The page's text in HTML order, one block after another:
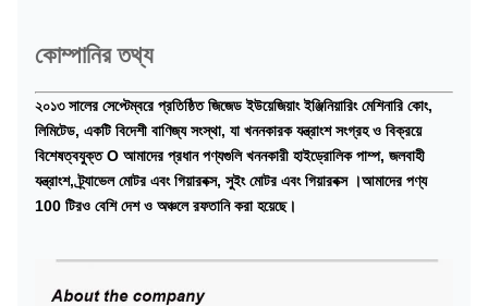
কোম্পানির তথ্য
২০১৩ সালের সেপ্টেম্বরে প্রতিষ্ঠিত জিজেড ইউয়েজিয়াং ইঞ্জিনিয়ারিং মেশিনারি কোং,
লিমিটেড, একটি বিদেশী বাণিজ্য সংস্থা, যা খননকারক যন্ত্রাংশ সংগ্রহ ও বিক্রয়ে
বিশেষত্বযুক্ত O আমাদের প্রধান পণ্যগুলি খননকারী হাইড্রোলিক পাম্প, জলবাহী
যন্ত্রাংশ, ট্র্যাভেল মোটর এবং গিয়ারবক্স, সুইং মোটর এবং গিয়ারবক্স ।আমাদের পণ্য
100 টিরও বেশি দেশ ও অঞ্চলে রফতানি করা হয়েছে।